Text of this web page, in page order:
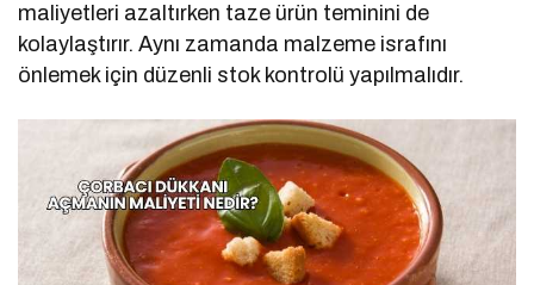
maliyetleri azaltırken taze ürün teminini de
kolaylaştırır. Aynı zamanda malzeme israfını
önlemek için düzenli stok kontrolü yapılmalıdır.